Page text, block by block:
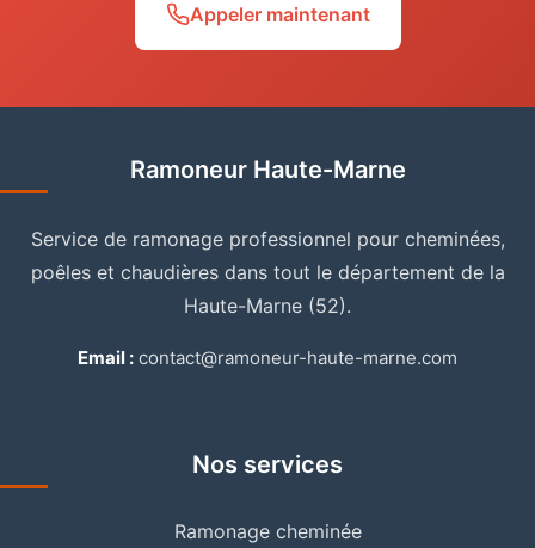
Appeler maintenant
Ramoneur Haute-Marne
Service de ramonage professionnel pour cheminées,
poêles et chaudières dans tout le département de la
Haute-Marne (52).
Email : contact@ramoneur-haute-marne.com
Nos services
Ramonage cheminée